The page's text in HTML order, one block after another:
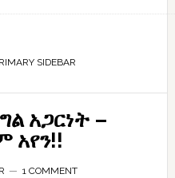
SIDEBAR
አጋርነት –
አየን!!
1 COMMENT